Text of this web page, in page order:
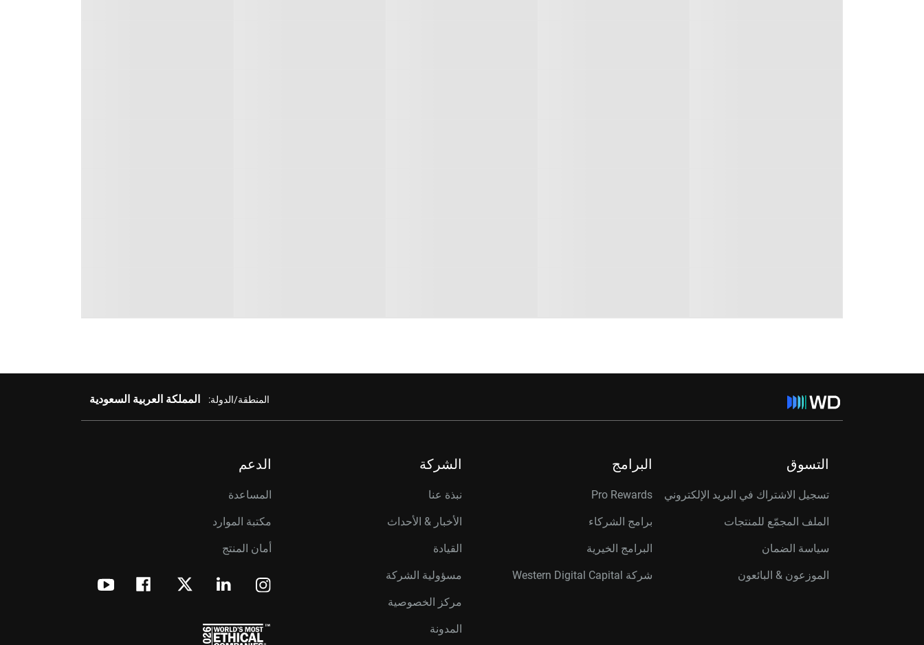
المنطقة/الدولة: المملكة العربية السعودية
التسوق
تسجيل الاشتراك في البريد الإلكتروني
الملف المجمّع للمنتجات
سياسة الضمان
الموزعون & البائعون
البرامج
Pro Rewards
برامج الشركاء
البرامج الخيرية
شركة Western Digital Capital
الشركة
نبذة عنا
الأخبار & الأحداث
القيادة
مسؤولية الشركة
مركز الخصوصية
المدونة
الدعم
المساعدة
مكتبة الموارد
أمان المنتج